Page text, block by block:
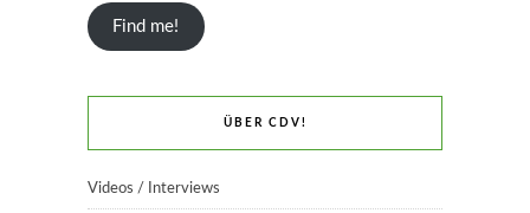
Find me!
ÜBER CDV!
Videos / Interviews